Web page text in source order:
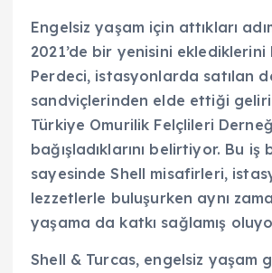
Engelsiz yaşam için attıkları
2021’de bir yenisini
Perdeci, istasyonlarda satılan
sandviçlerinden elde ettiği gelirin
Türkiye Omurilik Felçlileri
bağışladıklarını belirtiyor. Bu iş
sayesinde Shell misafirleri,
lezzetlerle buluşurken aynı
yaşama da katkı sağlamış
Shell & Turcas, engelsiz yaşam